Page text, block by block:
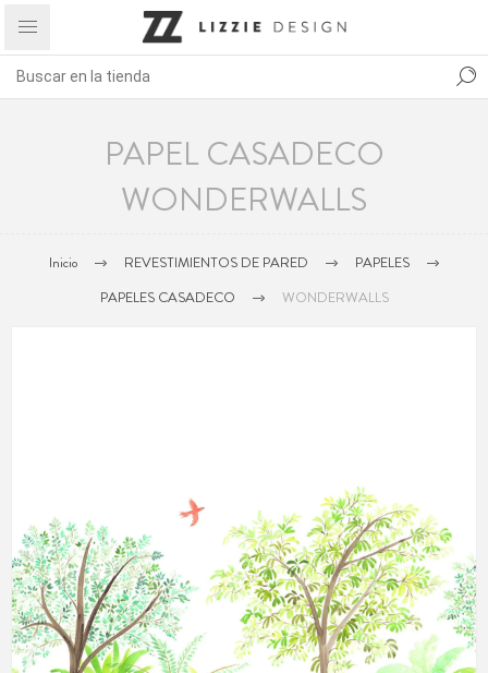
PAPEL CASADECO
WONDERWALLS
Inicio REVESTIMIENTOS DE PARED
PAPELES
PAPELES CASADECO
WONDERWALLS